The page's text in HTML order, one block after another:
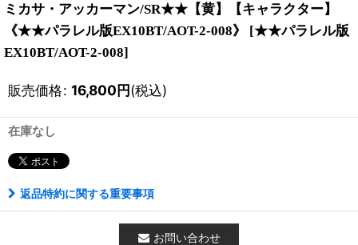
ミカサ・アッカーマン/SR★★【黄】【キャラクター】
《★★パラレル版EX10BT/AOT-2-008》
[★★パラレル版
EX10BT/AOT-2-008]
販売価格: 16,800円(税込)
在庫なし
返品特約に関する重要事項
お問い合わせ